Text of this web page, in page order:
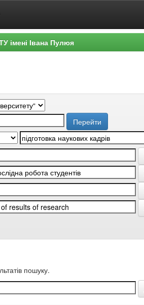
імені Івана Пулюя
пошуку.